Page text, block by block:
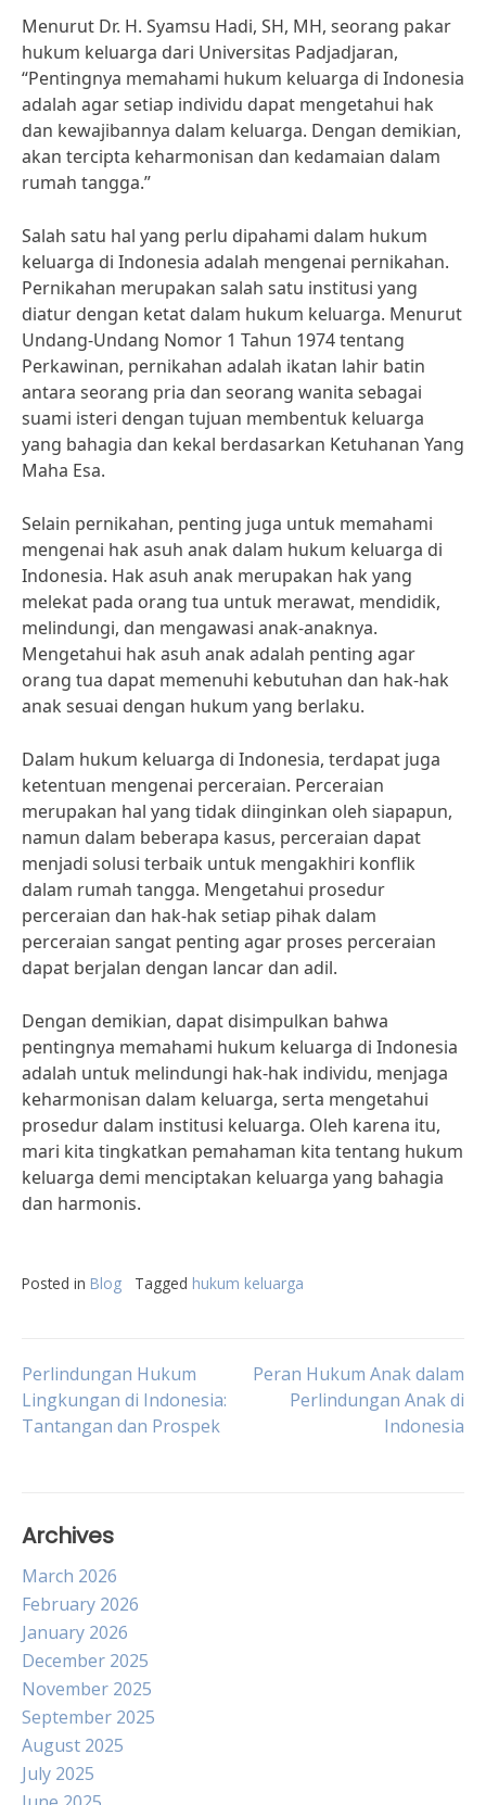
Menurut Dr. H. Syamsu Hadi, SH, MH, seorang pakar
hukum keluarga dari Universitas Padjadjaran,
“Pentingnya memahami hukum keluarga di Indonesia
adalah agar setiap individu dapat mengetahui hak
dan kewajibannya dalam keluarga. Dengan demikian,
akan tercipta keharmonisan dan kedamaian dalam
rumah tangga.”
Salah satu hal yang perlu dipahami dalam hukum
keluarga di Indonesia adalah mengenai pernikahan.
Pernikahan merupakan salah satu institusi yang
diatur dengan ketat dalam hukum keluarga. Menurut
Undang-Undang Nomor 1 Tahun 1974 tentang
Perkawinan, pernikahan adalah ikatan lahir batin
antara seorang pria dan seorang wanita sebagai
suami isteri dengan tujuan membentuk keluarga
yang bahagia dan kekal berdasarkan Ketuhanan Yang
Maha Esa.
Selain pernikahan, penting juga untuk memahami
mengenai hak asuh anak dalam hukum keluarga di
Indonesia. Hak asuh anak merupakan hak yang
melekat pada orang tua untuk merawat, mendidik,
melindungi, dan mengawasi anak-anaknya.
Mengetahui hak asuh anak adalah penting agar
orang tua dapat memenuhi kebutuhan dan hak-hak
anak sesuai dengan hukum yang berlaku.
Dalam hukum keluarga di Indonesia, terdapat juga
ketentuan mengenai perceraian. Perceraian
merupakan hal yang tidak diinginkan oleh siapapun,
namun dalam beberapa kasus, perceraian dapat
menjadi solusi terbaik untuk mengakhiri konflik
dalam rumah tangga. Mengetahui prosedur
perceraian dan hak-hak setiap pihak dalam
perceraian sangat penting agar proses perceraian
dapat berjalan dengan lancar dan adil.
Dengan demikian, dapat disimpulkan bahwa
pentingnya memahami hukum keluarga di Indonesia
adalah untuk melindungi hak-hak individu, menjaga
keharmonisan dalam keluarga, serta mengetahui
prosedur dalam institusi keluarga. Oleh karena itu,
mari kita tingkatkan pemahaman kita tentang hukum
keluarga demi menciptakan keluarga yang bahagia
dan harmonis.
Posted in Blog Tagged hukum keluarga
Post
navigation
Perlindungan Hukum
Lingkungan di Indonesia:
Tantangan dan Prospek
Peran Hukum Anak dalam
Perlindungan Anak di
Indonesia
Archives
March 2026
February 2026
January 2026
December 2025
November 2025
September 2025
August 2025
July 2025